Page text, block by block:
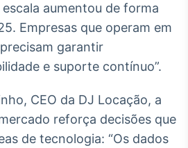
Widgets
Componentes
para conteúdos e
funcionalidades
Broadcast
Wallboard
Conteúdos e
dados para
aumentou de forma
Empresas que operam em
garantir
e suporte contínuo”.
CEO da DJ Locação, a
reforça decisões que
de tecnologia: “Os dados